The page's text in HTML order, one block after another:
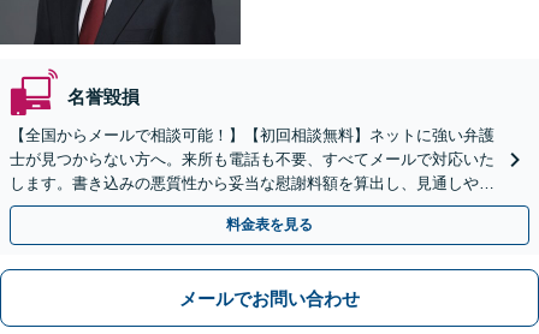
名誉毀損
【全国からメールで相談可能！】【初回相談無料】ネットに強い弁護
士が見つからない方へ。来所も電話も不要、すべてメールで対応いた
します。書き込みの悪質性から妥当な慰謝料額を算出し、見通しや費
用面のリスクも包み隠さずお伝えしサポートします。
料金表を見る
メールでお問い合わせ